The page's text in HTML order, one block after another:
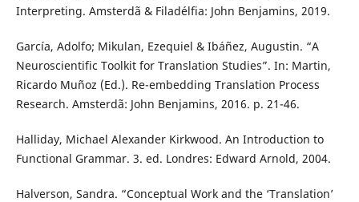
Interpreting. Amsterdã & Filadélfia: John Benjamins, 2019.
García, Adolfo; Mikulan, Ezequiel & Ibáñez, Augustin. “A
Neuroscientific Toolkit for Translation Studies”. In: Martin,
Ricardo Muñoz (Ed.). Re-embedding Translation Process
Research. Amsterdã: John Benjamins, 2016. p. 21-46.
Halliday, Michael Alexander Kirkwood. An Introduction to
Functional Grammar. 3. ed. Londres: Edward Arnold, 2004.
Halverson, Sandra. “Conceptual Work and the ‘Translation’